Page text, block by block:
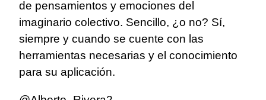
de pensamientos y emociones del
imaginario colectivo. Sencillo, ¿o no? Sí,
siempre y cuando se cuente con las
herramientas necesarias y el conocimiento
para su aplicación.